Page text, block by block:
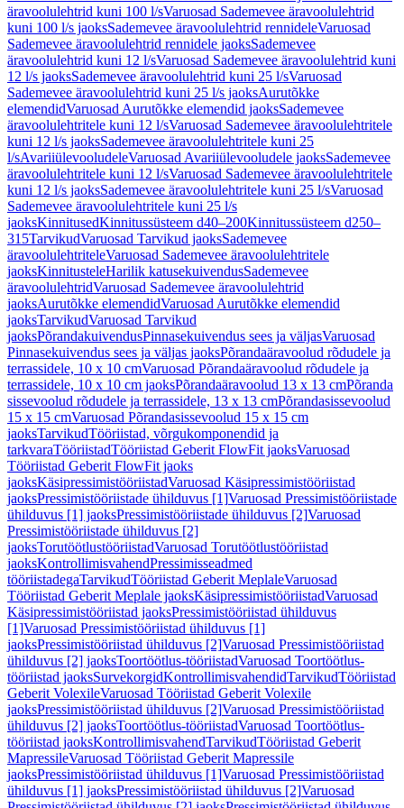
äravoolulehtrid kuni 100 l/sVaruosad Sademevee äravoolulehtrid
kuni 100 l/s jaoksSademevee äravoolulehtrid rennideleVaruosad
Sademevee äravoolulehtrid rennidele jaoksSademevee
äravoolulehtrid kuni 12 l/sVaruosad Sademevee äravoolulehtrid kuni
12 l/s jaoksSademevee äravoolulehtrid kuni 25 l/sVaruosad
Sademevee äravoolulehtrid kuni 25 l/s jaoksAurutõkke
elemendidVaruosad Aurutõkke elemendid jaoksSademevee
äravoolulehtritele kuni 12 l/sVaruosad Sademevee äravoolulehtritele
kuni 12 l/s jaoksSademevee äravoolulehtritele kuni 25
l/sAvariiülevooludeleVaruosad Avariiülevooludele jaoksSademevee
äravoolulehtritele kuni 12 l/sVaruosad Sademevee äravoolulehtritele
kuni 12 l/s jaoksSademevee äravoolulehtritele kuni 25 l/sVaruosad
Sademevee äravoolulehtritele kuni 25 l/s
jaoksKinnitusedKinnitussüsteem d40–200Kinnitussüsteem d250–
315TarvikudVaruosad Tarvikud jaoksSademevee
äravoolulehtriteleVaruosad Sademevee äravoolulehtritele
jaoksKinnitusteleHarilik katusekuivendusSademevee
äravoolulehtridVaruosad Sademevee äravoolulehtrid
jaoksAurutõkke elemendidVaruosad Aurutõkke elemendid
jaoksTarvikudVaruosad Tarvikud
jaoksPõrandakuivendusPinnasekuivendus sees ja väljasVaruosad
Pinnasekuivendus sees ja väljas jaoksPõrandaäravoolud rõdudele ja
terrassidele, 10 x 10 cmVaruosad Põrandaäravoolud rõdudele ja
terrassidele, 10 x 10 cm jaoksPõrandaäravoolud 13 x 13 cmPõranda
sissevoolud rõdudele ja terrassidele, 13 x 13 cmPõrandasissevoolud
15 x 15 cmVaruosad Põrandasissevoolud 15 x 15 cm
jaoksTarvikudTööriistad, võrgukomponendid ja
tarkvaraTööriistadTööriistad Geberit FlowFit jaoksVaruosad
Tööriistad Geberit FlowFit jaoks
jaoksKäsipressimistööriistadVaruosad Käsipressimistööriistad
jaoksPressimistööriistade ühilduvus [1]Varuosad Pressimistööriistade
ühilduvus [1] jaoksPressimistööriistade ühilduvus [2]Varuosad
Pressimistööriistade ühilduvus [2]
jaoksTorutöötlustööriistadVaruosad Torutöötlustööriistad
jaoksKontrollimisvahendPressimisseadmed
tööriistadegaTarvikudTööriistad Geberit MeplaleVaruosad
Tööriistad Geberit Meplale jaoksKäsipressimistööriistadVaruosad
Käsipressimistööriistad jaoksPressimistööriistad ühilduvus
[1]Varuosad Pressimistööriistad ühilduvus [1]
jaoksPressimistööriistad ühilduvus [2]Varuosad Pressimistööriistad
ühilduvus [2] jaoksToortöötlus-tööriistadVaruosad Toortöötlus-
tööriistad jaoksSurvekorgidKontrollimisvahendidTarvikudTööriistad
Geberit VolexileVaruosad Tööriistad Geberit Volexile
jaoksPressimistööriistad ühilduvus [2]Varuosad Pressimistööriistad
ühilduvus [2] jaoksToortöötlus-tööriistadVaruosad Toortöötlus-
tööriistad jaoksKontrollimisvahendTarvikudTööriistad Geberit
MapressileVaruosad Tööriistad Geberit Mapressile
jaoksPressimistööriistad ühilduvus [1]Varuosad Pressimistööriistad
ühilduvus [1] jaoksPressimistööriistad ühilduvus [2]Varuosad